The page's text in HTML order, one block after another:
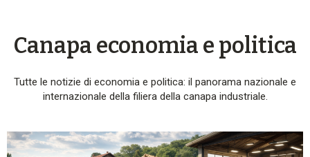
Canapa economia e politica
Tutte le notizie di economia e politica: il panorama nazionale e
internazionale della filiera della canapa industriale.